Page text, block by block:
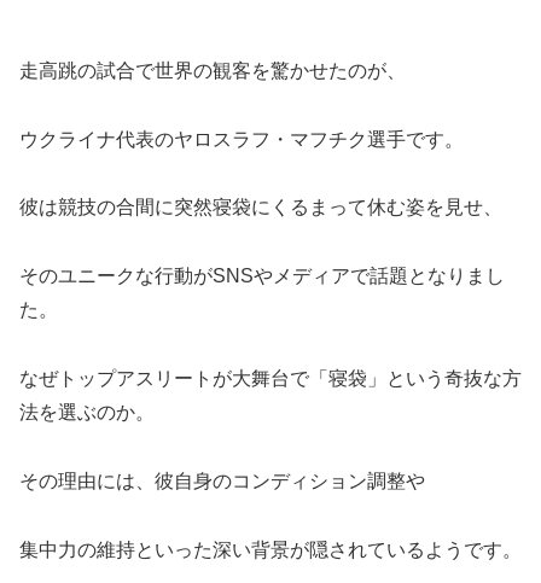
走高跳の試合で世界の観客を驚かせたのが、
ウクライナ代表のヤロスラフ・マフチク選手です。
彼は競技の合間に突然寝袋にくるまって休む姿を見せ、
そのユニークな行動がSNSやメディアで話題となりまし
た。
なぜトップアスリートが大舞台で「寝袋」という奇抜な方
法を選ぶのか。
その理由には、彼自身のコンディション調整や
集中力の維持といった深い背景が隠されているようです。